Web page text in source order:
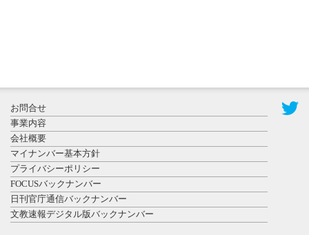
登録有形文
化財となっ
た東北大植
物園八...
お問合せ
事業内容
会社概要
マイナンバー基本方針
プライバシーポリシー
FOCUSバックナンバー
日刊官庁通信バックナンバー
文教速報デジタル版バックナンバー